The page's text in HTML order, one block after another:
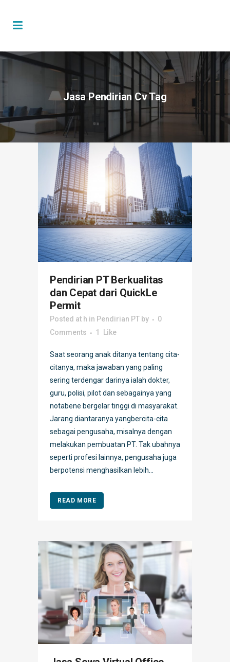
Jasa Pendirian Cv Tag
Pendirian PT Berkualitas
dan Cepat dari QuickLe
Permit
Posted at h in Pendirian PT by
0
Comments
1 Like
Saat seorang anak ditanya tentang cita-
citanya, maka jawaban yang paling
sering terdengar darinya ialah dokter,
guru, polisi, pilot dan sebagainya yang
notabene bergelar tinggi di masyarakat.
Jarang diantaranya yangbercita-cita
sebagai pengusaha, misalnya dengan
melakukan pembuatan PT. Tak ubahnya
seperti profesi lainnya, pengusaha juga
berpotensi menghasilkan lebih...
READ MORE